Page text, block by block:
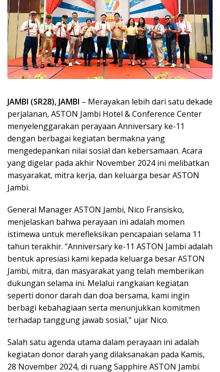
JAMBI (SR28), JAMBI – Merayakan lebih dari satu dekade
perjalanan, ASTON Jambi Hotel & Conference Center
menyelenggarakan perayaan Anniversary ke-11
dengan berbagai kegiatan bermakna yang
mengedepankan nilai sosial dan kebersamaan. Acara
yang digelar pada akhir November 2024 ini melibatkan
masyarakat, mitra kerja, dan keluarga besar ASTON
Jambi.
General Manager ASTON Jambi, Nico Fransisko,
menjelaskan bahwa perayaan ini adalah momen
istimewa untuk merefleksikan pencapaian selama 11
tahun terakhir. “Anniversary ke-11 ASTON Jambi adalah
bentuk apresiasi kami kepada keluarga besar ASTON
Jambi, mitra, dan masyarakat yang telah memberikan
dukungan selama ini. Melalui rangkaian kegiatan
seperti donor darah dan doa bersama, kami ingin
berbagi kebahagiaan serta menunjukkan komitmen
terhadap tanggung jawab sosial,” ujar Nico.
Salah satu agenda utama dalam perayaan ini adalah
kegiatan donor darah yang dilaksanakan pada Kamis,
28 November 2024, di ruang Sapphire ASTON Jambi.